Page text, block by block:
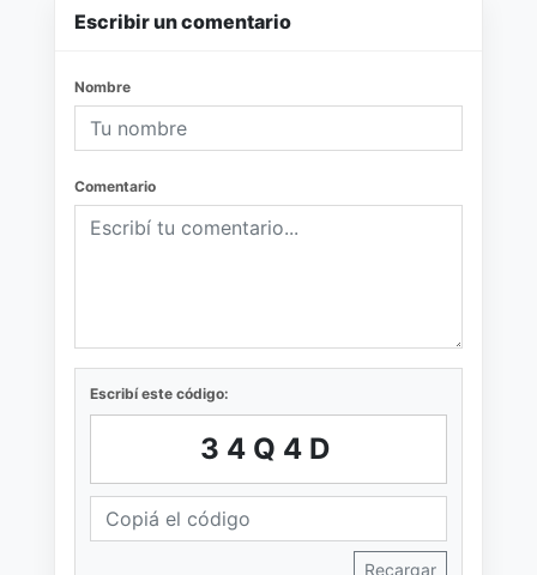
Escribir un comentario
Nombre
Comentario
Escribí este código:
34Q4D
Recargar